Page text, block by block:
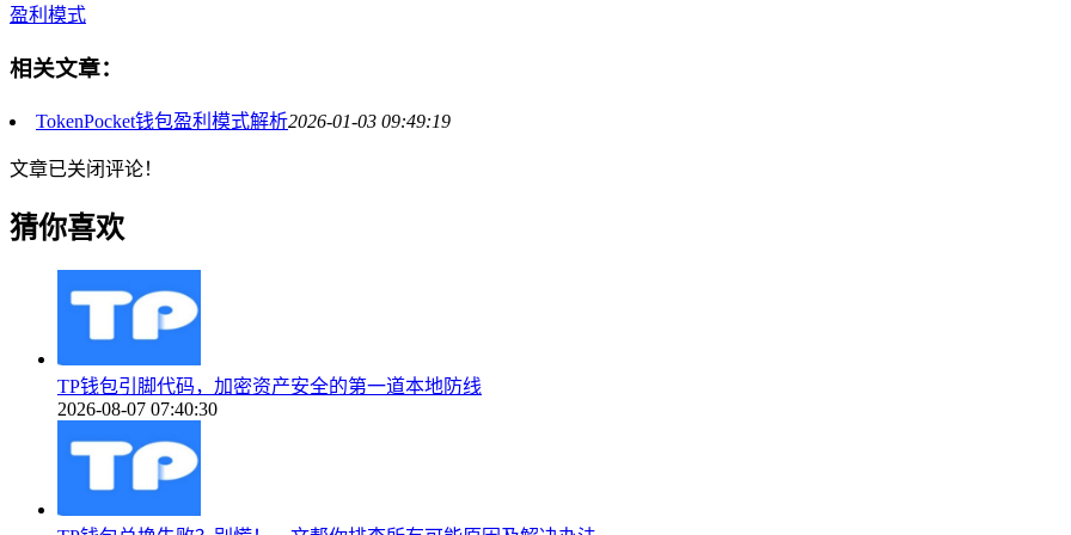
盈利模式
相关文章：
TokenPocket钱包盈利模式解析2026-01-03 09:49:19
文章已关闭评论！
猜你喜欢
TP钱包引脚代码，加密资产安全的第一道本地防线
2026-08-07 07:40:30